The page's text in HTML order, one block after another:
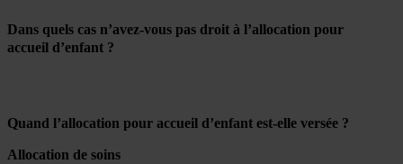
Dans quels cas n’avez-vous pas droit à l’allocation pour
accueil d’enfant ?
Quand l’allocation pour accueil d’enfant est-elle versée ?
Allocation de soins